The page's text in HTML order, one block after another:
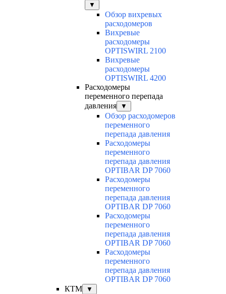
▼
Обзор вихревых
расходомеров
Вихревые
расходомеры
OPTISWIRL 2100
Вихревые
расходомеры
OPTISWIRL 4200
Расходомеры
переменного перепада
давления
▼
Обзор расходомеров
переменного
перепада давления
Расходомеры
переменного
перепада давления
OPTIBAR DP 7060
Расходомеры
переменного
перепада давления
OPTIBAR DP 7060
Расходомеры
переменного
перепада давления
OPTIBAR DP 7060
Расходомеры
переменного
перепада давления
OPTIBAR DP 7060
КТМ
▼